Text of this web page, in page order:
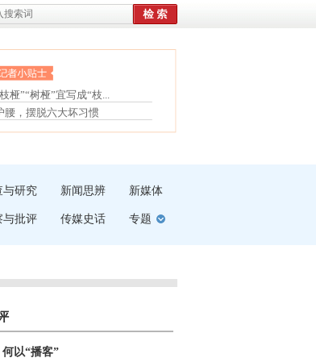
白变红或是结膜下出血
桠”“树桠”宜写成“枝...
天缓解疲劳有三招
腰，摆脱六大坏习惯
伤了冰敷还是热敷
与研究 新闻思辨 新媒体
与批评 传媒史话 专题
以“播客”